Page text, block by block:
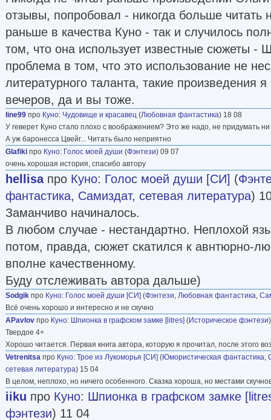
отзывы, попробовал - никогда больше читать
раньше в качества Куно - так и случилось
том, что она использует известные сюжеты -
проблема в том, что это использование не
литературного таланта, такие произведения
вечеров, да и вы тоже.
line99 про Куно: Чудовище и красавец (Любовная фантастика) 18 08
У геверет Куно стало плохо с воображением? Это же надо, не придумать
А уж баронесса Цвейг... Читать было неприятно
Glafiki про Куно: Голос моей души (Фэнтези) 09 07
очень хорошая история, спасибо автору
hellisaпро Куно: Голос моей души [СИ] (
фантастика, Самиздат, сетевая литература)
Заманчиво начиналось.
В любом случае - нестандартно. Неплохой
потом, правда, сюжет скатился к авнтюрно-
вполне качественному.
Буду отслеживать автора дальше)
Sodgik про Куно: Голос моей души [СИ] (Фэнтези, Любовная фантастика,
Всё очень хорошо и интересно и не скучно
APavlov про Куно: Шпионка в графском замке [litres] (Историческое фэнтези
Твердое 4+
Хорошо читается. Первая книга автора, которую я прочитал, после этого
Vetrenitsa про Куно: Трое из Лукоморья [СИ] (Юмористическая фантастика,
сетевая литература) 15 04
В целом, неплохо, но ничего особенного. Сказка хороша, но местами
iiku про Куно: Шпионка в графском замке
фэнтези) 11 04